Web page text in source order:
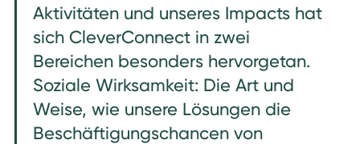
Aktivitäten und unseres Impacts hat
sich CleverConnect in zwei
Bereichen besonders hervorgetan.
Soziale Wirksamkeit: Die Art und
Weise, wie unsere Lösungen die
Beschäftigungschancen von